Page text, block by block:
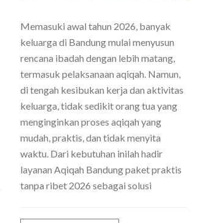
Memasuki awal tahun 2026, banyak
keluarga di Bandung mulai menyusun
rencana ibadah dengan lebih matang,
termasuk pelaksanaan aqiqah. Namun,
di tengah kesibukan kerja dan aktivitas
keluarga, tidak sedikit orang tua yang
menginginkan proses aqiqah yang
mudah, praktis, dan tidak menyita
waktu. Dari kebutuhan inilah hadir
layanan Aqiqah Bandung paket praktis
tanpa ribet 2026 sebagai solusi